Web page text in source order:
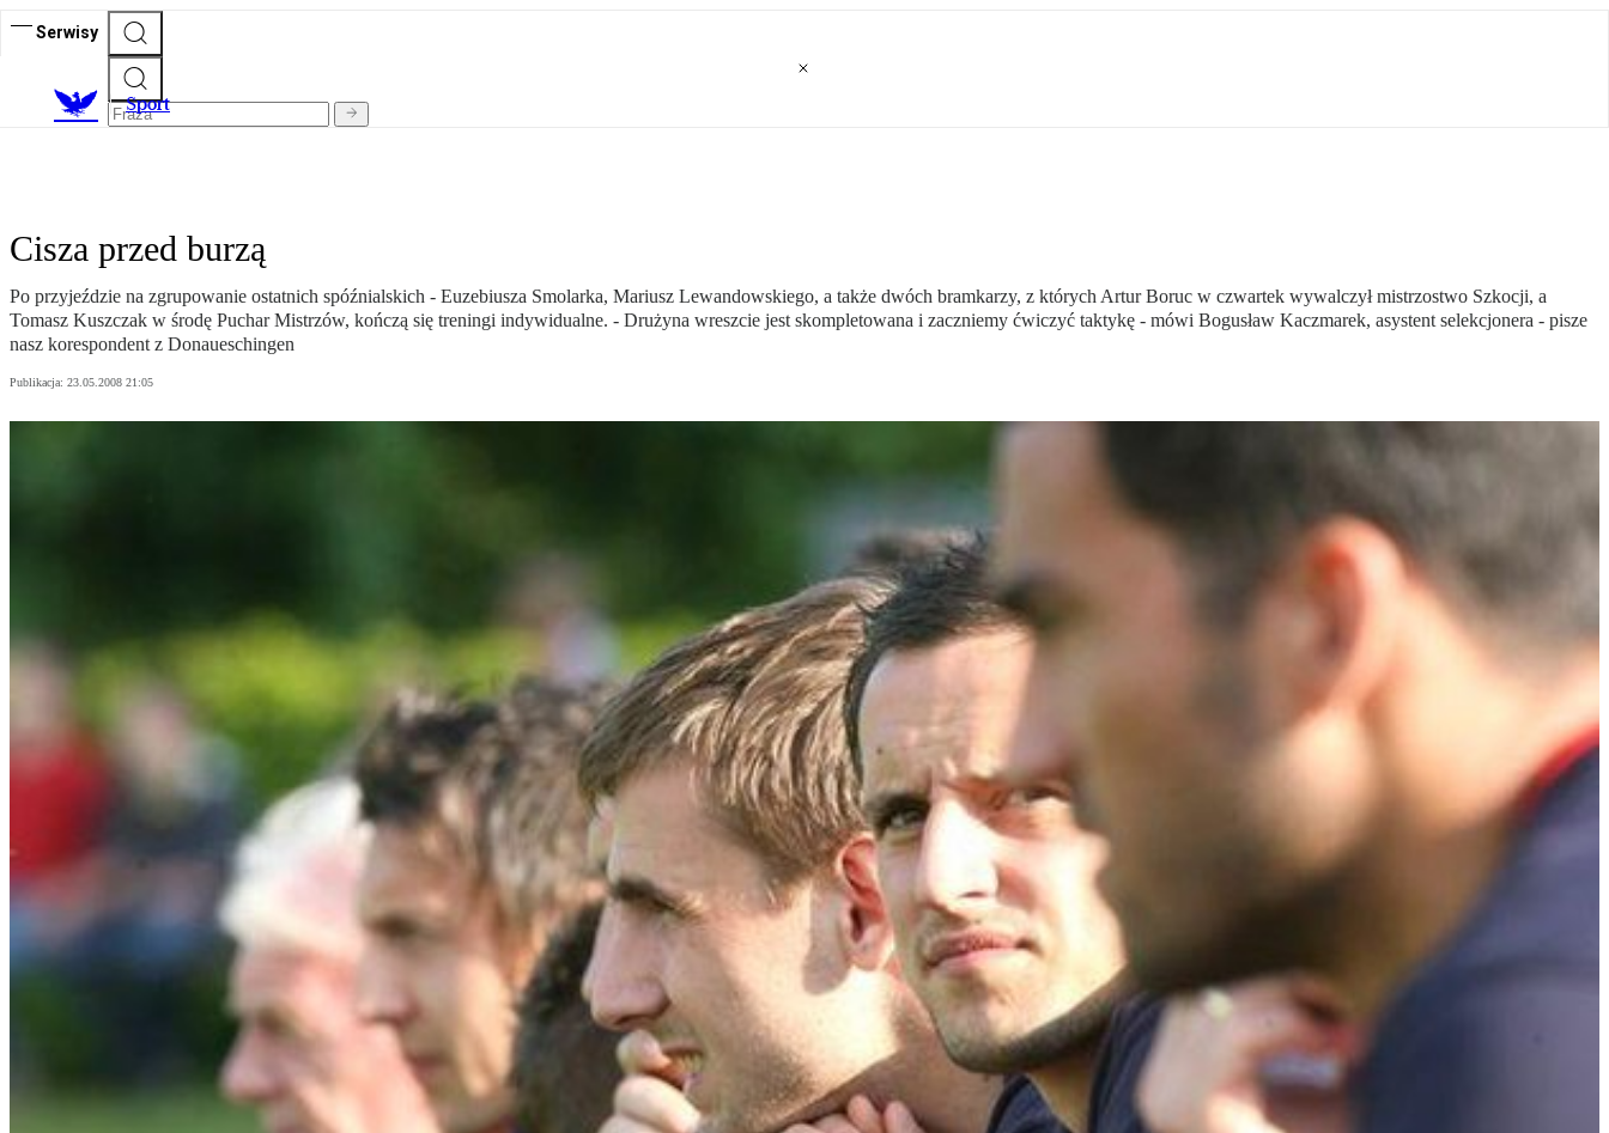
Serwisy
Sport
Cisza przed burzą
Po przyjeździe na zgrupowanie ostatnich spóźnialskich - Euzebiusza Smolarka, Mariusz Lewandowskiego, a także dwóch bramkarzy, z których Artur Boruc w czwartek wywalczył mistrzostwo Szkocji, a
Tomasz Kuszczak w środę Puchar Mistrzów, kończą się treningi indywidualne. - Drużyna wreszcie jest skompletowana i zaczniemy ćwiczyć taktykę - mówi Bogusław Kaczmarek, asystent selekcjonera - pisze
nasz korespondent z Donaueschingen
Publikacja: 23.05.2008 21:05